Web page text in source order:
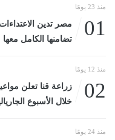
منذ 23 يومًا
01
مصر تدين
تضامنها الكامل معها
منذ 12 يومًا
02
زراعة قنا تعلن
خلال الأسبوع الجارياليوم السبت،
منذ 24 يومًا